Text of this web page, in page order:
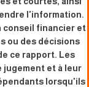
l'information.
conseil financier et
ou des décisions
ce rapport. Les
et à leur
lorsqu'ils